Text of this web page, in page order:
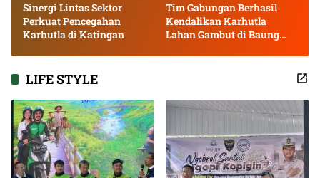
Sinergi Lintas Sektor
Perkuat Pencegahan
Karhutla di Katingan
Tim Gabungan Berhasil
Kendalikan Karhutla
Lahan Gambut di Baung
LIFE STYLE